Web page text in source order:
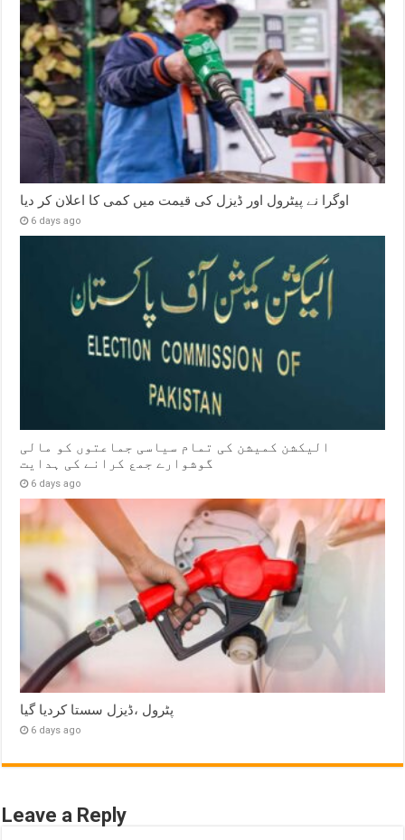
اوگرا نے پیٹرول اور ڈیزل کی قیمت میں کمی کا اعلان کر دیا
6 days ago
الیکشن کمیشن کی تمام سیاسی جماعتوں کو مالی
گوشوارے جمع کرانے کی ہدایت
6 days ago
پٹرول ،ڈیزل سستا کردیا گیا
6 days ago
Leave a Reply